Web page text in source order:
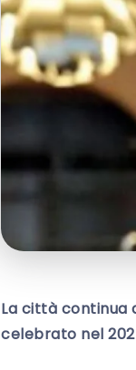
La città continua
celebrato nel